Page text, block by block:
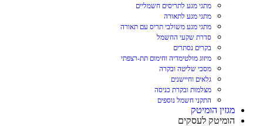
מתגי מגע לתריסים חשמליים
מתגי מגע לתאורה
מתגי מגע משולבי תריס עם תאורה
סדרת שקעי החשמל
בקרים נסתרים
מיזוג מולטימדיה וחימום תת-רצפתי
מסכי שליטה ובקרה
גלאים וחיישנים
מצלמות ובקרת כניסה
התקני חשמל נוספים
מגזין הומיטק
הומיטק לעסקים